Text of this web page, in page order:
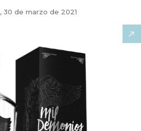
30 de marzo de 2021